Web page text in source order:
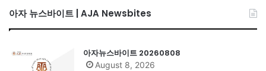
아자 뉴스바이트 | AJA Newsbites
아자뉴스바이트 20260808
August 8, 2026